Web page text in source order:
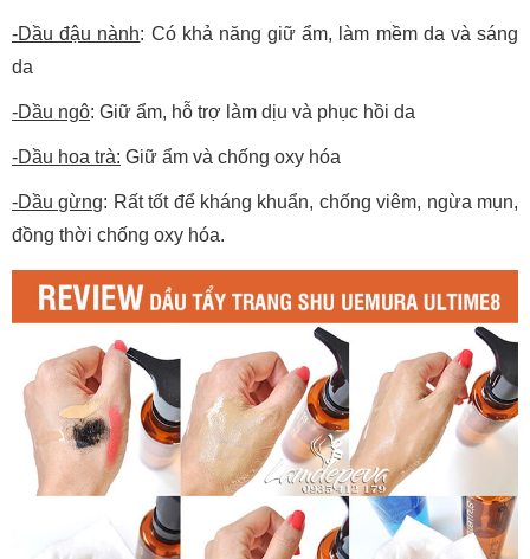
-Dầu đậu nành: Có khả năng giữ ẩm, làm mềm da và sáng
da
-Dầu ngô: Giữ ẩm, hỗ trợ làm dịu và phục hồi da
-Dầu hoa trà: Giữ ẩm và chống oxy hóa
-Dầu gừng: Rất tốt để kháng khuẩn, chống viêm, ngừa mụn,
đồng thời chống oxy hóa.